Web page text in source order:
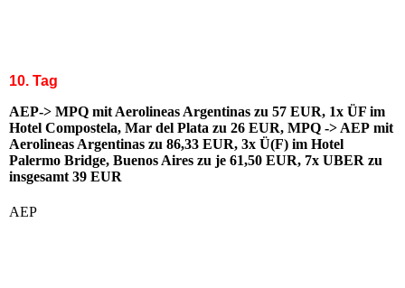
10. Tag
AEP-> MPQ mit Aerolineas Argentinas zu 57 EUR, 1x ÜF im
Hotel Compostela, Mar del Plata zu 26 EUR, MPQ -> AEP mit
Aerolineas Argentinas zu 86,33 EUR, 3x Ü(F) im Hotel
Palermo Bridge, Buenos Aires zu je 61,50 EUR, 7x UBER zu
insgesamt 39 EUR
AEP